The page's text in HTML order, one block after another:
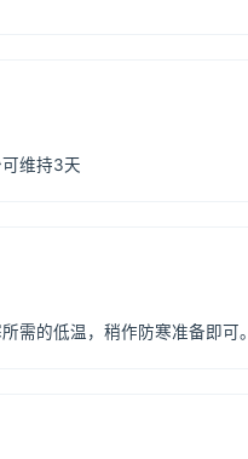
维持3天
需的低温，稍作防寒准备即可。